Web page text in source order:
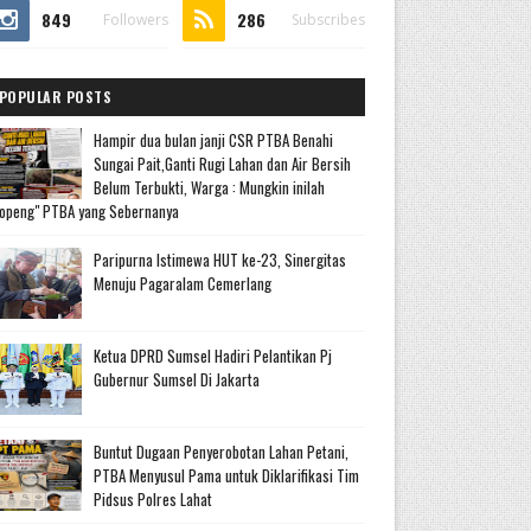
849 Followers 286 Subscribes
POSTS
Hampir dua bulan janji CSR PTBA Benahi
Sungai Pait,Ganti Rugi Lahan dan Air Bersih
Belum Terbukti, Warga : Mungkin inilah
PTBA yang Sebernanya
Paripurna Istimewa HUT ke-23, Sinergitas
Menuju Pagaralam Cemerlang
Ketua DPRD Sumsel Hadiri Pelantikan Pj
Gubernur Sumsel Di Jakarta
Buntut Dugaan Penyerobotan Lahan Petani,
PTBA Menyusul Pama untuk Diklarifikasi Tim
Pidsus Polres Lahat